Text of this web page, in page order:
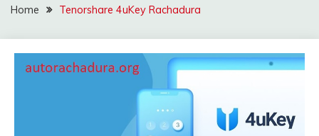
Home Tenorshare 4uKey Rachadura